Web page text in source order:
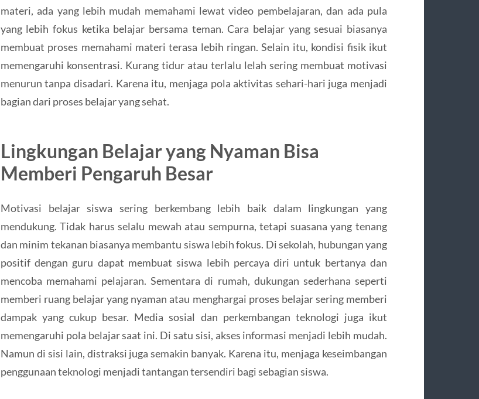
materi, ada yang lebih mudah memahami lewat video pembelajaran, dan ada pula
yang lebih fokus ketika belajar bersama teman. Cara belajar yang sesuai biasanya
membuat proses memahami materi terasa lebih ringan. Selain itu, kondisi fisik ikut
memengaruhi konsentrasi. Kurang tidur atau terlalu lelah sering membuat motivasi
menurun tanpa disadari. Karena itu, menjaga pola aktivitas sehari-hari juga menjadi
bagian dari proses belajar yang sehat.
Lingkungan Belajar yang Nyaman Bisa
Memberi Pengaruh Besar
Motivasi belajar siswa sering berkembang lebih baik dalam lingkungan yang
mendukung. Tidak harus selalu mewah atau sempurna, tetapi suasana yang tenang
dan minim tekanan biasanya membantu siswa lebih fokus. Di sekolah, hubungan yang
positif dengan guru dapat membuat siswa lebih percaya diri untuk bertanya dan
mencoba memahami pelajaran. Sementara di rumah, dukungan sederhana seperti
memberi ruang belajar yang nyaman atau menghargai proses belajar sering memberi
dampak yang cukup besar. Media sosial dan perkembangan teknologi juga ikut
memengaruhi pola belajar saat ini. Di satu sisi, akses informasi menjadi lebih mudah.
Namun di sisi lain, distraksi juga semakin banyak. Karena itu, menjaga keseimbangan
penggunaan teknologi menjadi tantangan tersendiri bagi sebagian siswa.